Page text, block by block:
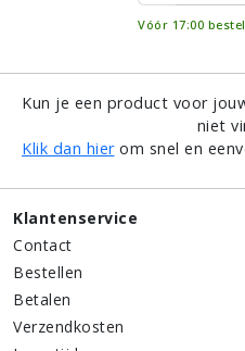
Vóór 17:00
Kun je een product voor
niet
Klik dan hierom snel en
Klantenservice
Contact
Bestellen
Betalen
Verzendkosten